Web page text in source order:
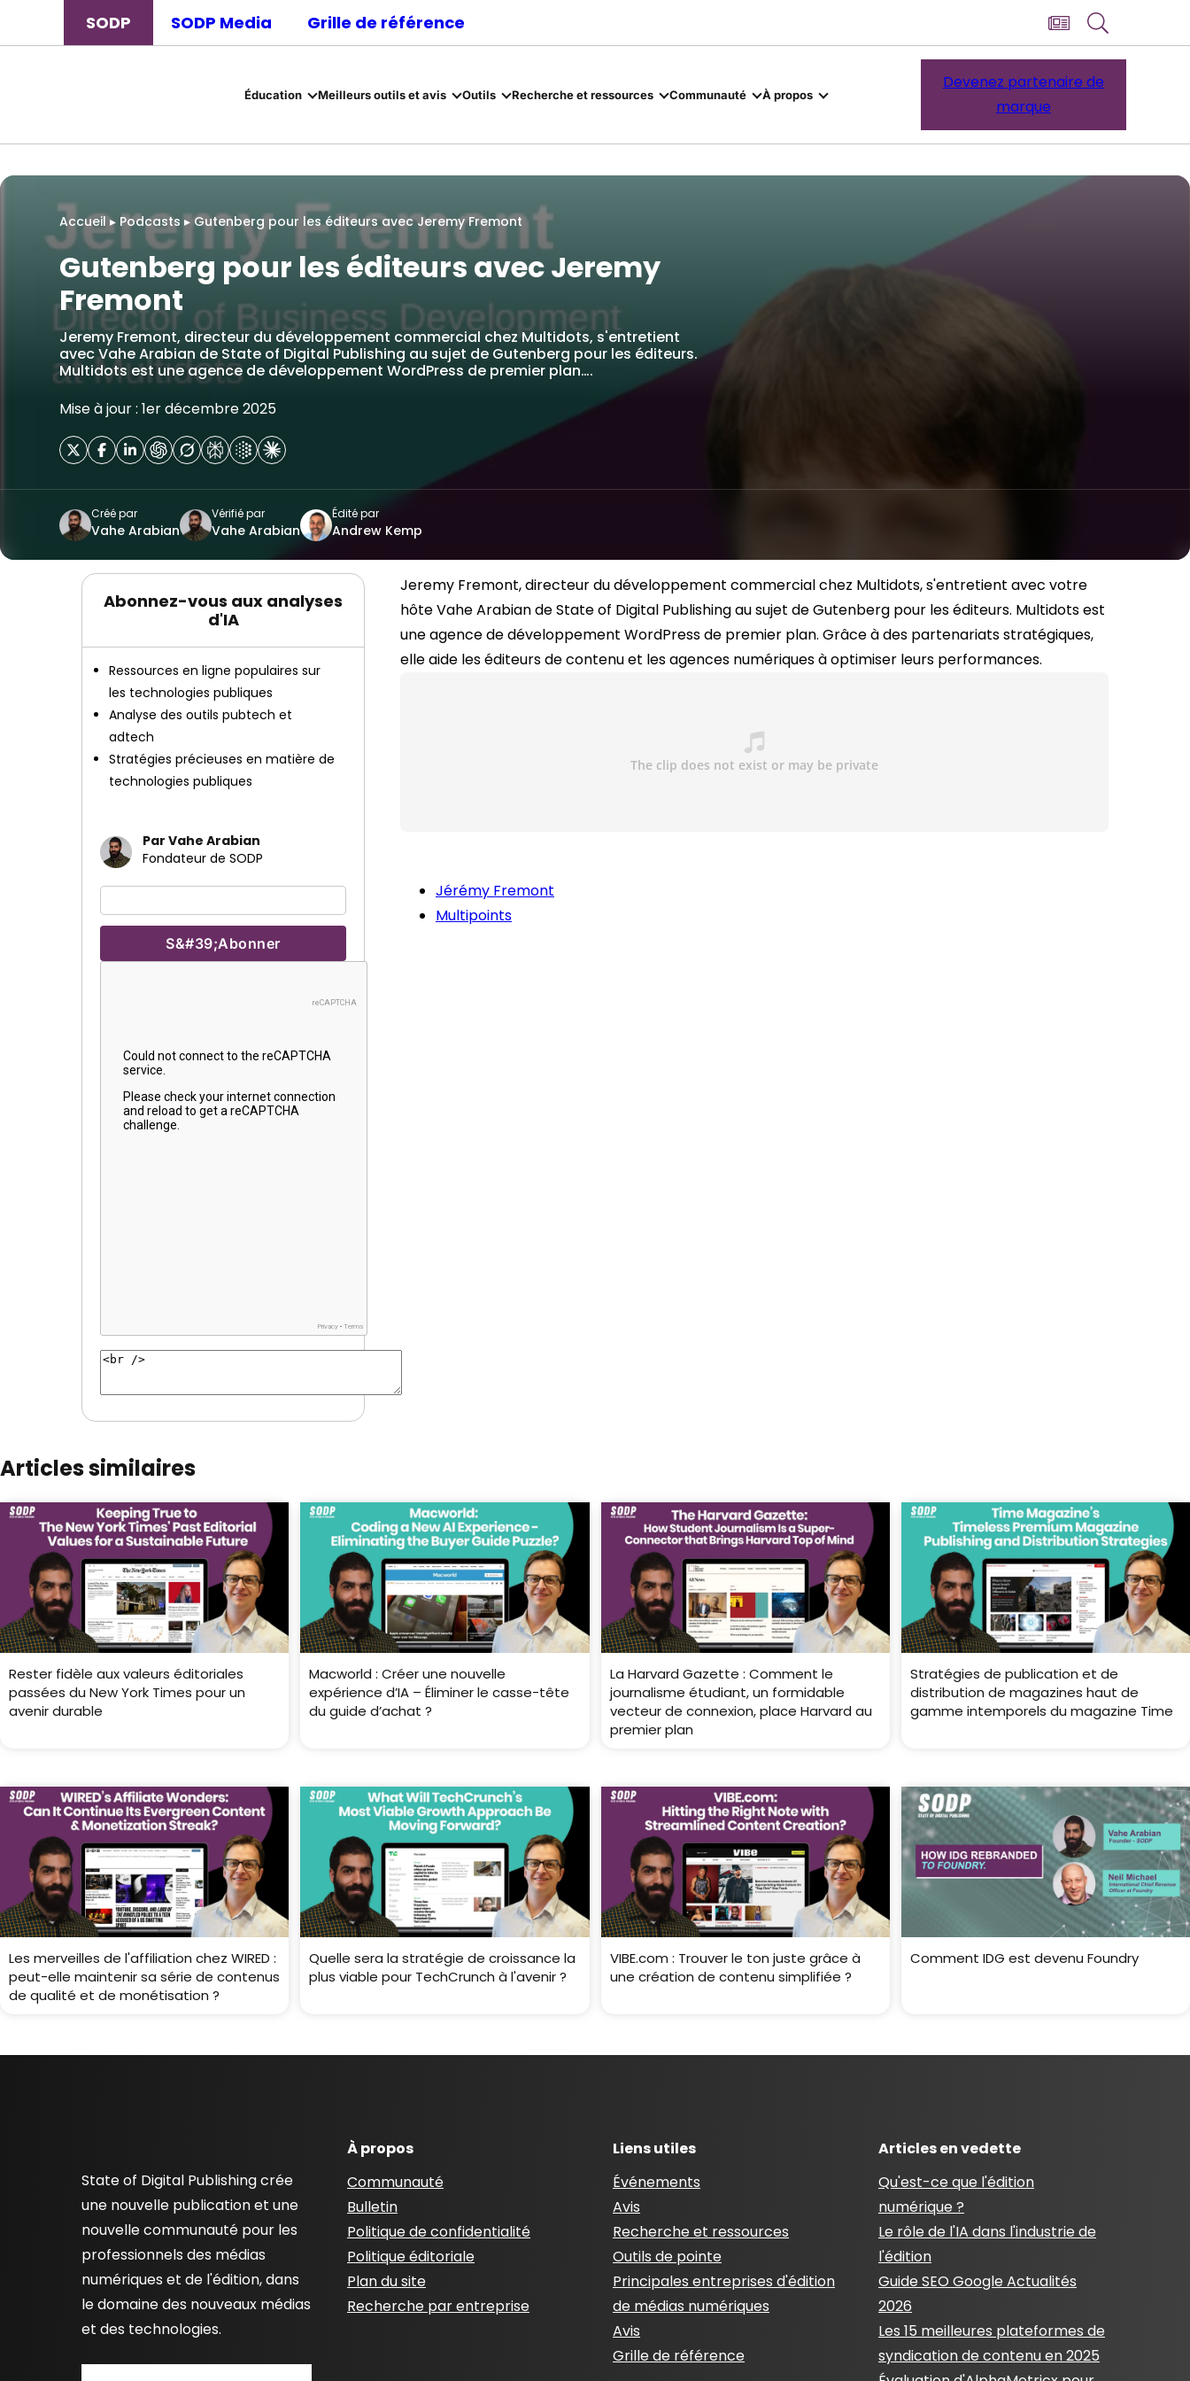
SODP SODP Media Grille de référence
Éducation Meilleurs outils et avis Outils Recherche et ressources Communauté À propos
Devenez partenaire de
marque
Accueil▸ Podcasts ▸ Gutenberg pour les éditeurs avec Jeremy Fremont
Gutenberg pour les éditeurs avec Jeremy
Fremont
Jeremy Fremont, directeur du développement commercial chez Multidots, s'entretient
avec Vahe Arabian de State of Digital Publishing au sujet de Gutenberg pour les éditeurs.
Multidots est une agence de développement WordPress de premier plan….
Mise à jour : 1er décembre 2025
Créé par
Vahe Arabian
Vérifié par
Vahe Arabian
Édité par
Andrew Kemp
Abonnez-vous aux analyses
d'IA
Ressources en ligne populaires sur
les technologies publiques
Analyse des outils pubtech et
adtech
Stratégies précieuses en matière de
technologies publiques
Par Vahe Arabian
Fondateur de SODP
Jeremy Fremont, directeur du développement commercial chez Multidots, s'entretient avec votre
hôte Vahe Arabian de State of Digital Publishing au sujet de Gutenberg pour les éditeurs. Multidots est
une agence de développement WordPress de premier plan. Grâce à des partenariats stratégiques,
elle aide les éditeurs de contenu et les agences numériques à optimiser leurs performances.
Jérémy Fremont
Multipoints
Articles similaires
Rester fidèle aux valeurs éditoriales
passées du New York Times pour un
avenir durable
Macworld : Créer une nouvelle
expérience d’IA – Éliminer le casse-tête
du guide d’achat ?
La Harvard Gazette : Comment le
journalisme étudiant, un formidable
vecteur de connexion, place Harvard au
premier plan
Stratégies de publication et de
distribution de magazines haut de
gamme intemporels du magazine Time
Les merveilles de l'affiliation chez WIRED :
peut-elle maintenir sa série de contenus
de qualité et de monétisation ?
Quelle sera la stratégie de croissance la
plus viable pour TechCrunch à l'avenir ?
VIBE.com : Trouver le ton juste grâce à
une création de contenu simplifiée ?
Comment IDG est devenu Foundry
State of Digital Publishing crée
une nouvelle publication et une
nouvelle communauté pour les
professionnels des médias
numériques et de l'édition, dans
le domaine des nouveaux médias
et des technologies.
À propos
Communauté
Bulletin
Politique de confidentialité
Politique éditoriale
Plan du site
Recherche par entreprise
Liens utiles
Événements
Avis
Recherche et ressources
Outils de pointe
Principales entreprises d'édition
de médias numériques
Avis
Grille de référence
Articles en vedette
Qu'est-ce que l'édition
numérique ?
Le rôle de l'IA dans l'industrie de
l'édition
Guide SEO Google Actualités
2026
Les 15 meilleures plateformes de
syndication de contenu en 2025